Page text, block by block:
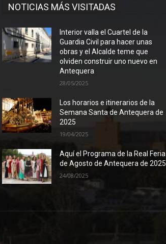
NOTICIAS MÁS VISITADAS
Interior valla el Cuartel de la
Guardia Civil para hacer unas
obras y el Alcalde teme que
olviden construir uno nuevo en
Antequera
28/05/2025
Los horarios e itinerarios de la
Semana Santa de Antequera de
2025
19/04/2025
Aquí el Programa de la Real Feria
de Agosto de Antequera de 2025
24/08/2025